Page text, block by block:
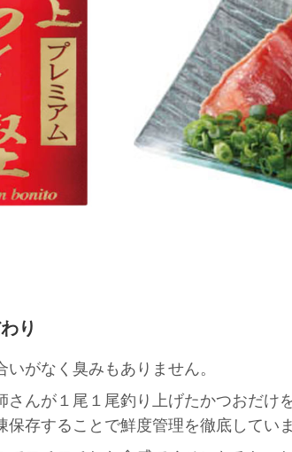
り
がなく臭みもありません。
さんが１尾１尾釣り上げたかつおだ
存することで鮮度管理を徹底していま